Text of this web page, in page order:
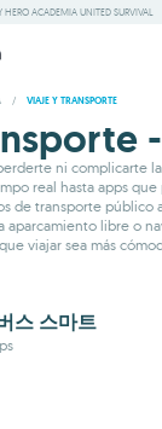
HERO ACADEMIA UNITED SURVIVAL
/ VIAJE Y TRANSPORTE
-
ni complicarte
real hasta apps
de transporte público
aparcamiento libre o
viajar sea más
스 스마트